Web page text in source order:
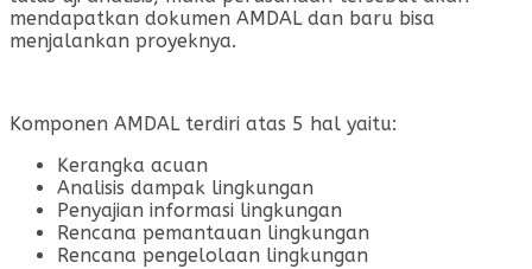
mendapatkan dokumen AMDAL dan baru bisa
menjalankan proyeknya.
Komponen AMDAL terdiri atas 5 hal yaitu:
Kerangka acuan
Analisis dampak lingkungan
Penyajian informasi lingkungan
Rencana pemantauan lingkungan
Rencana pengelolaan lingkungan